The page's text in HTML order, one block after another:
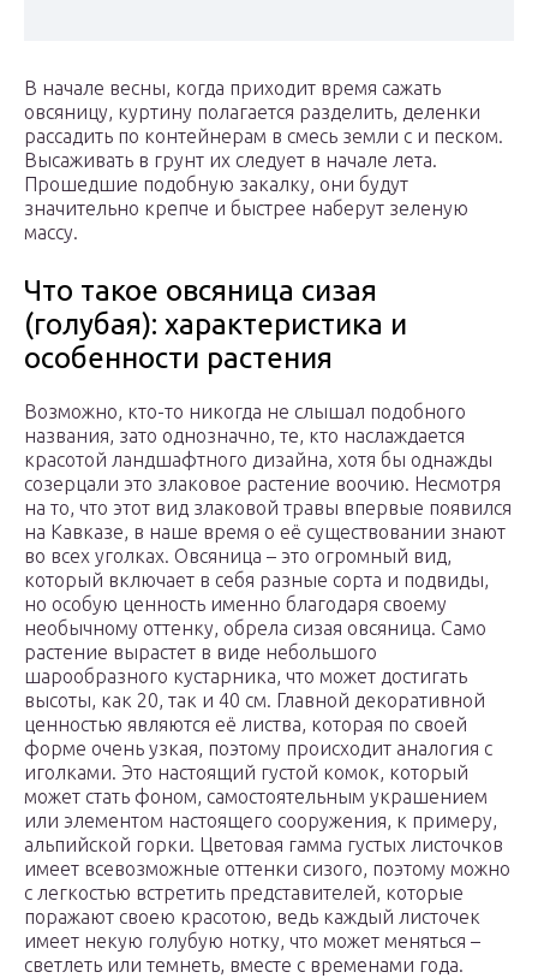
В начале весны, когда приходит время сажать
овсяницу, куртину полагается разделить, деленки
рассадить по контейнерам в смесь земли с и песком.
Высаживать в грунт их следует в начале лета.
Прошедшие подобную закалку, они будут
значительно крепче и быстрее наберут зеленую
массу.
Что такое овсяница сизая
(голубая): характеристика и
особенности растения
Возможно, кто-то никогда не слышал подобного
названия, зато однозначно, те, кто наслаждается
красотой ландшафтного дизайна, хотя бы однажды
созерцали это злаковое растение воочию. Несмотря
на то, что этот вид злаковой травы впервые появился
на Кавказе, в наше время о её существовании знают
во всех уголках. Овсяница – это огромный вид,
который включает в себя разные сорта и подвиды,
но особую ценность именно благодаря своему
необычному оттенку, обрела сизая овсяница. Само
растение вырастет в виде небольшого
шарообразного кустарника, что может достигать
высоты, как 20, так и 40 см. Главной декоративной
ценностью являются её листва, которая по своей
форме очень узкая, поэтому происходит аналогия с
иголками. Это настоящий густой комок, который
может стать фоном, самостоятельным украшением
или элементом настоящего сооружения, к примеру,
альпийской горки. Цветовая гамма густых листочков
имеет всевозможные оттенки сизого, поэтому можно
с легкостью встретить представителей, которые
поражают своею красотою, ведь каждый листочек
имеет некую голубую нотку, что может меняться –
светлеть или темнеть, вместе с временами года.